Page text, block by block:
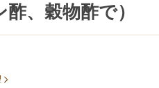
、穀物酢で）